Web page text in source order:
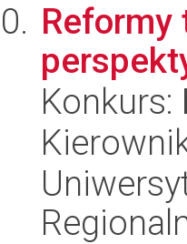
Reformy
Konkurs: